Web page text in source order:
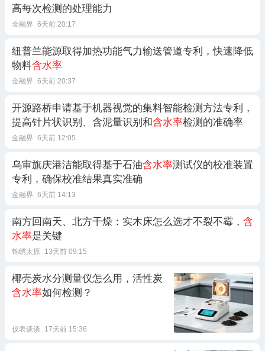
高每次检测的处理能力
金融界 6天前 20:17
纽普兰能源取得加热功能气力输送管道专利，快速降低
物料含水率
金融界 6天前 20:37
开源路桥申请基于机器视觉的集料智能检测方法专利，
提高针片状识别、含泥量识别和含水率检测的准确率
金融界 6天前 12:05
乌审旗庆港洁能取得基于石油含水率测试仪的校准装置
专利，确保校准结果真实准确
金融界 6天前 14:13
南方回南天、北方干燥：实木床怎么选才不裂不霉， 含
水率是关键
锦绣太原 13天前 09:15
椰壳炭水分测量仪怎么用，活性炭
含水率如何检测？
仪表谈谈 17天前 15:36